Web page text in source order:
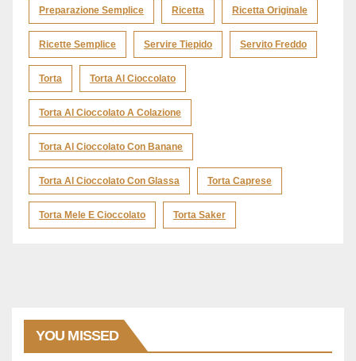
Preparazione Semplice Ricetta Ricetta Originale
Ricette Semplice Servire Tiepido Servito Freddo
Torta Torta Al Cioccolato
Torta Al Cioccolato A Colazione
Torta Al Cioccolato Con Banane
Torta Al Cioccolato Con Glassa Torta Caprese
Torta Mele E Cioccolato Torta Saker
YOU MISSED